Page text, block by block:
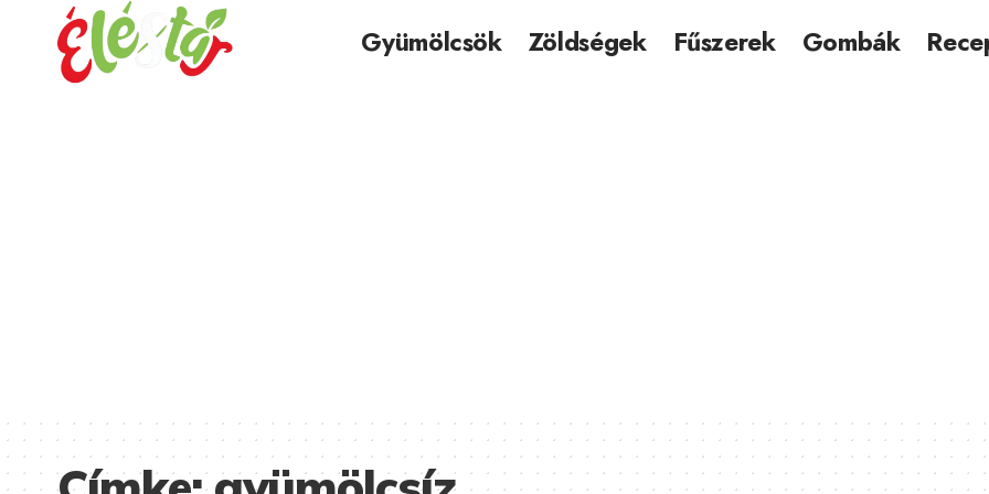
Gyümölcsök Zöldségek Fűszerek Gombák